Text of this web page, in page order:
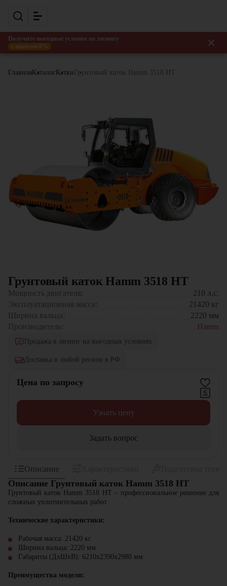
Получите выгодные условия по лизингу
с авансом 0%
Главная Каталог Катки Грунтовый каток Hamm 3518 HT
Грунтовый каток Hamm 3518 HT
Мощность двигателя: 210 л.с.
Эксплуатационная масса:
21420 кг
Ширина вальца:
2220 мм
Производитель:
Hamm
Продажа в лизинг на выгодных условиях
Доставка в любой регион в РФ
Цена по запросу
Узнать цену
Задать вопрос
Описание
Описание Грунтовый каток Hamm 3518 HT
Грунтовый каток Hamm 3518 HT – профессиональное решение для
сложных уплотнительных работ
Технические характеристики:
Рабочая масса: 21420 кг
Ширина вальца: 2220 мм
Габариты (ДхШхВ): 6210х2390х2980 мм
Преимущества модели: